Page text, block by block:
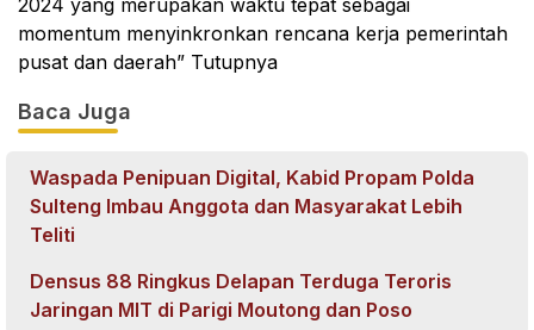
momentum menyinkronkan rencana kerja pemerintah
pusat dan daerah” Tutupnya
Baca Juga
Waspada Penipuan Digital, Kabid Propam Polda
Sulteng Imbau Anggota dan Masyarakat Lebih
Teliti
Densus 88 Ringkus Delapan Terduga Teroris
Jaringan MIT di Parigi Moutong dan Poso